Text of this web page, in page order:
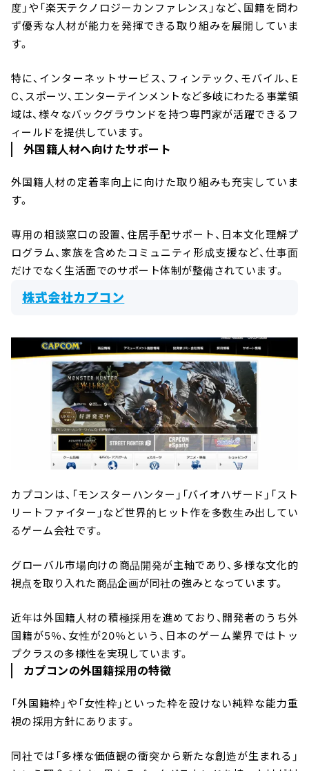
度」や「楽天テクノロジーカンファレンス」など、国籍を問わ
ず優秀な人材が能力を発揮できる取り組みを展開していま
す。
特に、インターネットサービス、フィンテック、モバイル、E
C、スポーツ、エンターテインメントなど多岐にわたる事業領
域は、様々なバックグラウンドを持つ専門家が活躍できるフ
ィールドを提供しています。
外国籍人材へ向けたサポート
外国籍人材の定着率向上に向けた取り組みも充実していま
す。
専用の相談窓口の設置、住居手配サポート、日本文化理解プ
ログラム、家族を含めたコミュニティ形成支援など、仕事面
だけでなく生活面でのサポート体制が整備されています。
株式会社カプコン
カプコンは、「モンスターハンター」「バイオハザード」「スト
リートファイター」など世界的ヒット作を多数生み出してい
るゲーム会社です。
グローバル市場向けの商品開発が主軸であり、多様な文化的
視点を取り入れた商品企画が同社の強みとなっています。
近年は外国籍人材の積極採用を進めており、開発者のうち外
国籍が5％、女性が20％という、日本のゲーム業界ではトッ
プクラスの多様性を実現しています。
カプコンの外国籍採用の特徴
「外国籍枠」や「女性枠」といった枠を設けない純粋な能力重
視の採用方針にあります。
同社では「多様な価値観の衝突から新たな創造が生まれる」